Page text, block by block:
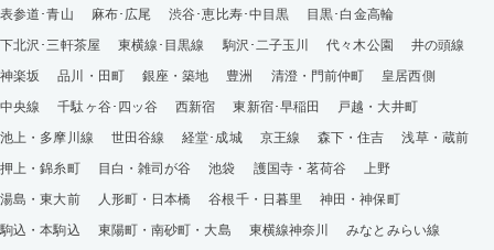
表参道･青山 麻布･広尾 渋谷･恵比寿･中目黒
目黒･白金高輪
下北沢･三軒茶屋
東横線･目黒線 駒沢･二子玉川 代々木公園
井の頭線
神楽坂
品川・田町 銀座・築地 豊洲 清澄・門前仲町
皇居西側
中央線
千駄ヶ谷･四ッ谷 西新宿 東新宿･早稲田
戸越・大井町
池上・多摩川線
世田谷線 経堂･成城 京王線 森下・住吉
浅草・蔵前
押上・錦糸町
目白・雑司が谷 池袋 護国寺・茗荷谷
上野
湯島・東大前
人形町・日本橋 谷根千・日暮里
神田・神保町
駒込・本駒込
東陽町・南砂町・大島 東横線神奈川
みなとみらい線